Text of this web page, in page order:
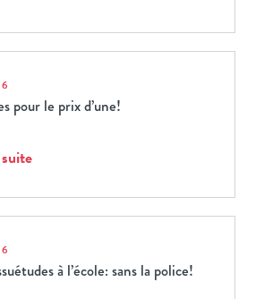
pour le prix d’une!
à l’école: sans la police!